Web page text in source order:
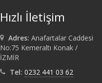
Hızlı İletişim
Adres: Anafartalar Caddesi
No:75 Kemeraltı Konak /
İZMİR
Tel: 0232 441 03 62